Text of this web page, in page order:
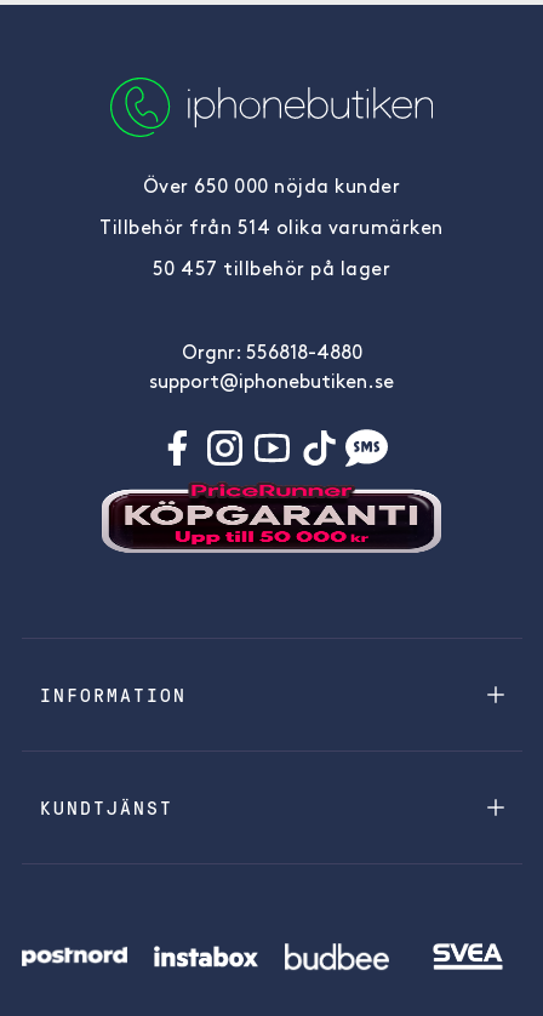
Över 650 000 nöjda kunder
Tillbehör från 514 olika varumärken
50 457 tillbehör på lager
Orgnr: 556818-4880
support@iphonebutiken.se
INFORMATION
KUNDTJÄNST